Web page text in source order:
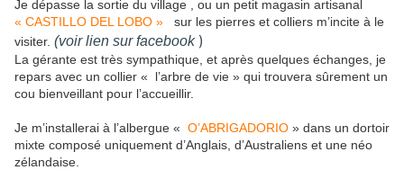
Je dépasse la sortie du village , ou un petit magasin artisanal
« CASTILLO DEL LOBO »
sur les pierres et colliers m’incite à le
visiter. (voir lien sur facebook )
La gérante est très sympathique, et après quelques échanges, je
repars avec un collier « l’arbre de vie » qui trouvera sûrement un
cou bienveillant pour l’accueillir.
Je m’installerai à l’albergue « O’ABRIGADORIO » dans un dortoir
mixte composé uniquement d’Anglais, d’Australiens et une néo
zélandaise.